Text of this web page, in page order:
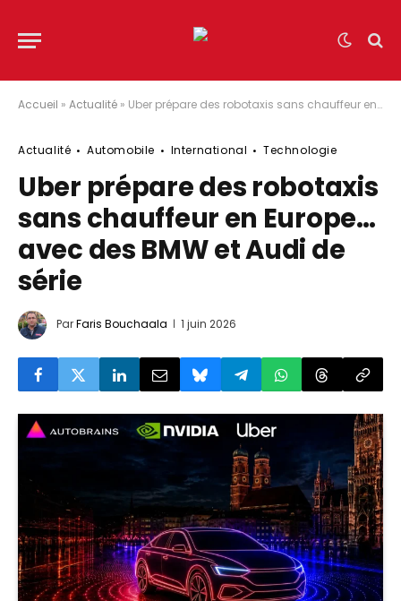
Accueil » Actualité » Uber prépare des robotaxis sans chauffeur en Europe… avec des BMW et Audi de série
Actualité Automobile International Technologie
Uber prépare des robotaxis
sans chauffeur en Europe…
avec des BMW et Audi de
série
ParFaris Bouchaala 1 juin 2026
© Autobrains